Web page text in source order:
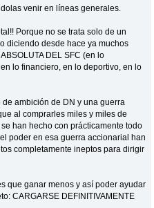
venir en líneas generales.
Porque no se trata solo de un
diciendo desde hace ya muchos
DEL SFC (en lo
lo financiero, en lo deportivo, en lo
ambición de DN y una guerra
al comprarles miles y miles de
han hecho con prácticamente todo
poder en esa guerra accionarial han
completamente ineptos para dirigir
que ganar menos y así poder ayudar
CARGARSE DEFINITIVAMENTE